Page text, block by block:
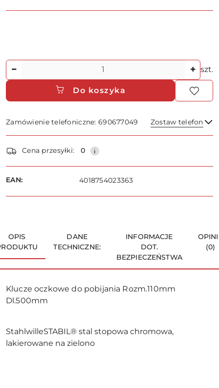
Ilość szt.
Do koszyka
Zamówienie telefoniczne: 690677049 Zostaw telefon
Wyślij
Dostępność
i
dostawa
Cena przesyłki: 0
EAN: 4018754023363
OPIS
DANE
TECHNICZNE:
INFORMACJE
DOT.
BEZPIECZEŃSTWA
(0)
Klucze oczkowe do pobijania Rozm.110mm
Dl.500mm
StahlwilleSTABIL® stal stopowa chromowa,
lakierowane na zielono